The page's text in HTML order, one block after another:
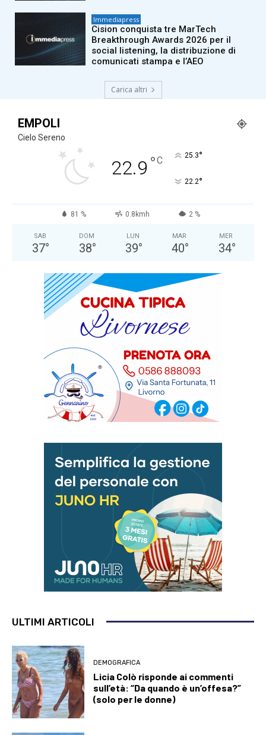
Immediapress
Cision conquista tre MarTech
Breakthrough Awards 2026 per il
social listening, la distribuzione di
comunicati stampa e l’AEO
Carica altri
EMPOLI
Cielo Sereno
22.9 °C 25.3°
22.2°
81 % 0.8kmh 2 %
SAB
37°
DOM
38°
LUN
39°
MAR
40°
MER
34°
ULTIMI ARTICOLI
DEMOGRAFICA
Licia Colò risponde ai commenti
sull’età: “Da quando è un’offesa?”
(solo per le donne)